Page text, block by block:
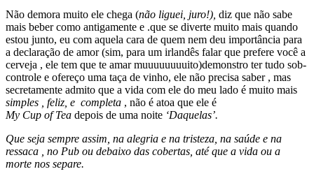
Não demora muito ele chega (não liguei, juro!), diz que não sabe
mais beber como antigamente e .que se diverte muito mais quando
estou junto, eu com aquela cara de quem nem deu importância para
a declaração de amor (sim, para um irlandês falar que prefere você a
cerveja , ele tem que te amar muuuuuuuuito)demonstro ter tudo sob-
controle e ofereço uma taça de vinho, ele não precisa saber , mas
secretamente admito que a vida com ele do meu lado é muito mais
simples , feliz, e completa , não é atoa que ele é
My Cup of Tea depois de uma noite ‘Daquelas’.
Que seja sempre assim, na alegria e na tristeza, na saúde e na
ressaca , no Pub ou debaixo das cobertas, até que a vida ou a
morte nos separe.